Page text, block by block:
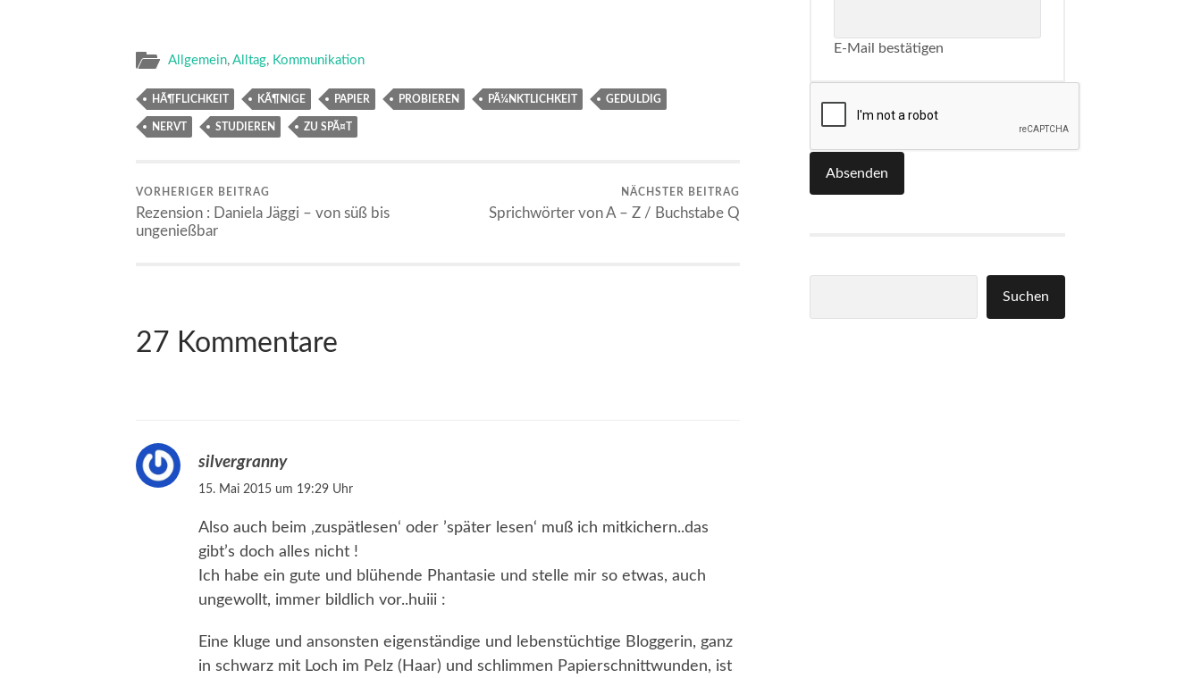
Allgemein, Alltag, Kommunikation
HÃ¶FLICHKEIT KÃ¶NIGE PAPIER PROBIEREN PÃ¼NKTLICHKEIT GEDULDIG
NERVT STUDIEREN ZU SPÃ¤T
VORHERIGER BEITRAG
Rezension : Daniela Jäggi – von süß bis
ungenießbar
NÄCHSTER BEITRAG
Sprichwörter von A – Z / Buchstabe Q
27 Kommentare
silvergranny
15. Mai 2015 um 19:29 Uhr
Also auch beim ‚zuspätlesen‘ oder ’später lesen‘ muß ich mitkichern..das
gibt’s doch alles nicht !
Ich habe ein gute und blühende Phantasie und stelle mir so etwas, auch
ungewollt, immer bildlich vor..huiii :
Eine kluge und ansonsten eigenständige und lebenstüchtige Bloggerin, ganz
in schwarz mit Loch im Pelz (Haar) und schlimmen Papierschnittwunden, ist
E-Mail bestätigen
Absenden
Suchen